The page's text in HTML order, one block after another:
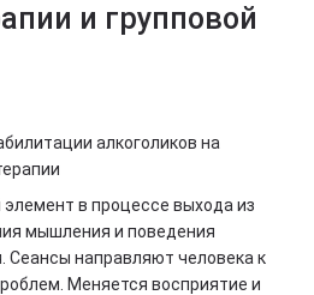
и групповой
в процессе выхода из
мышления и поведения
Сеансы направляют человека к
Меняется восприятие и